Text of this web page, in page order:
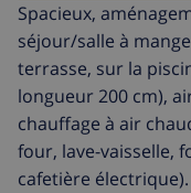
Spacieux,
séjour/salle à
terrasse, sur la
longueur 200 cm),
chauffage à air
four, lave-vaisselle,
cafetière